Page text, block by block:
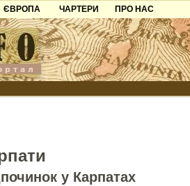
ЄВРОПА
Чорногорія
Хорватія
Болгарія
ЧАРТЕРИ
ПРО НАС
Контакти
Партнерам
Додати готель
у Карпатах